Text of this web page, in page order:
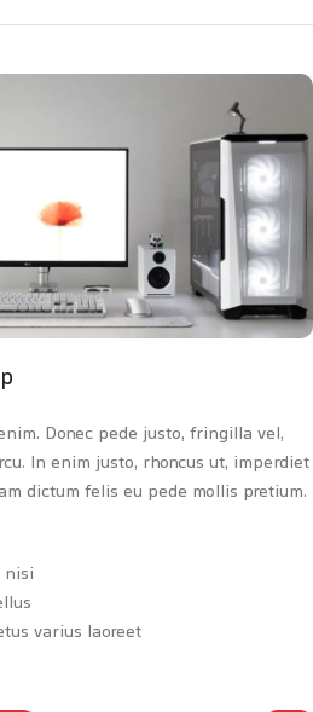
Donec pede justo, fringilla vel,
In enim justo, rhoncus ut, imperdiet
dictum felis eu pede mollis pretium.
varius laoreet.